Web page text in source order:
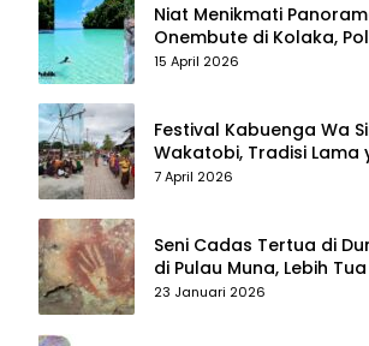
Niat Menikmati
Onembute di Kolaka,
Berakhir Membersihkan
15 April 2026
Festival Kabuenga Wa
Wakatobi, Tradisi Lama
Hidup dan Jadi Daya
7 April 2026
Seni Cadas Tertua di
di Pulau Muna, Lebih
di Maros–Pangkep
23 Januari 2026